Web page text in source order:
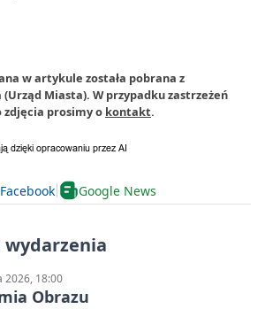
w artykule została pobrana z
Miasta). W przypadku zastrzeżeń
zdjęcia prosimy o kontakt.
Facebook Google News
wydarzenia
2026, 18:00
Obrazu